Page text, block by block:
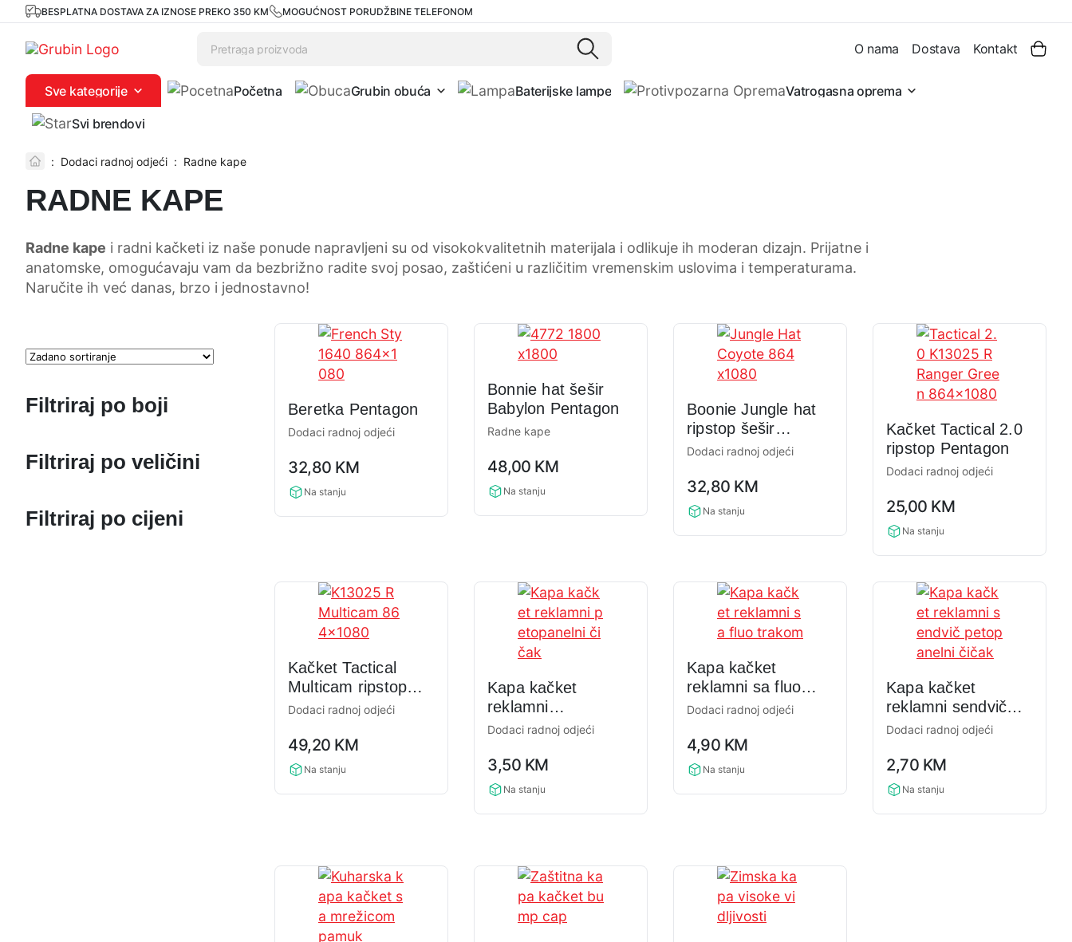
BESPLATNA DOSTAVA ZA IZNOSE PREKO 350 KM MOGUĆNOST PORUDŽBINE TELEFONOM
O nama Dostava Kontakt
Sve kategorije Početna Grubin obuća Baterijske lampe Vatrogasna oprema
Svi brendovi
: Dodaci radnoj odjeći : Radne kape
RADNE KAPE
Radne kape i radni kačketi iz naše ponude napravljeni su od visokokvalitetnih materijala i odlikuje ih moderan dizajn. Prijatne i
anatomske, omogućavaju vam da bezbrižno radite svoj posao, zaštićeni u različitim vremenskim uslovima i temperaturama.
Naručite ih već danas, brzo i jednostavno!
Filtriraj po boji
Filtriraj po veličini
Filtriraj po cijeni
Beretka Pentagon
Dodaci radnoj odjeći
rating
32,80 KM
Na stanju
Bonnie hat šešir
Babylon Pentagon
Radne kape
rating
48,00 KM
Na stanju
Boonie Jungle hat
ripstop šešir
Pentagon
Dodaci radnoj odjeći
rating
32,80 KM
Na stanju
Kačket Tactical 2.0
ripstop Pentagon
Dodaci radnoj odjeći
rating
25,00 KM
Na stanju
Kačket Tactical
Multicam ripstop
Pentagon
Dodaci radnoj odjeći
rating
49,20 KM
Na stanju
Kapa kačket
reklamni
petopanelni čičak
Dodaci radnoj odjeći
rating
3,50 KM
Na stanju
Kapa kačket
reklamni sa fluo
trakom
Dodaci radnoj odjeći
rating
4,90 KM
Na stanju
Kapa kačket
reklamni sendvič
petopanelni čičak
Dodaci radnoj odjeći
rating
2,70 KM
Na stanju